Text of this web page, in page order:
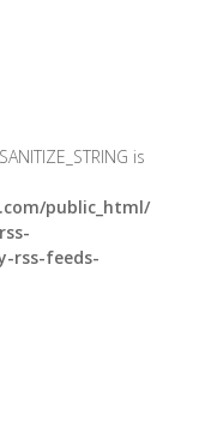
is
public_html/
rss-feeds-